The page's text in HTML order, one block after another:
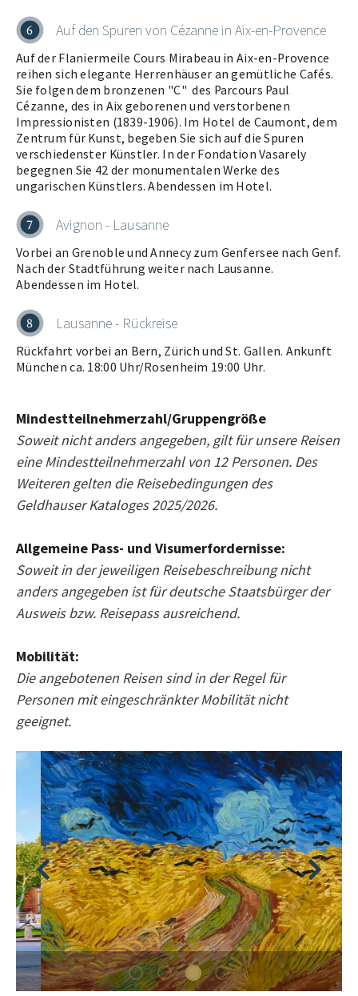
6 Auf den Spuren von Cézanne in Aix-en-Provence
Auf der Flaniermeile Cours Mirabeau in Aix-en-Provence
reihen sich elegante Herrenhäuser an gemütliche Cafés.
Sie folgen dem bronzenen "C" des Parcours Paul
Cézanne, des in Aix geborenen und verstorbenen
Impressionisten (1839-1906). Im Hotel de Caumont, dem
Zentrum für Kunst, begeben Sie sich auf die Spuren
verschiedenster Künstler. In der Fondation Vasarely
begegnen Sie 42 der monumentalen Werke des
ungarischen Künstlers. Abendessen im Hotel.
7 Avignon - Lausanne
Vorbei an Grenoble und Annecy zum Genfersee nach Genf.
Nach der Stadtführung weiter nach Lausanne.
Abendessen im Hotel.
8 Lausanne - Rückreise
Rückfahrt vorbei an Bern, Zürich und St. Gallen. Ankunft
München ca. 18:00 Uhr/Rosenheim 19:00 Uhr.
Mindestteilnehmerzahl/Gruppengröße
Soweit nicht anders angegeben, gilt für unsere Reisen
eine Mindestteilnehmerzahl von 12 Personen. Des
Weiteren gelten die Reisebedingungen des
Geldhauser Kataloges 2025/2026.
Allgemeine Pass- und Visumerfordernisse:
Soweit in der jeweiligen Reisebeschreibung nicht
anders angegeben ist für deutsche Staatsbürger der
Ausweis bzw. Reisepass ausreichend.
Mobilität:
Die angebotenen Reisen sind in der Regel für
Personen mit eingeschränkter Mobilität nicht
geeignet.